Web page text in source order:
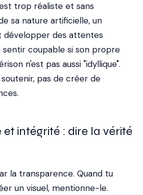
trop réaliste et sans
sa nature artificielle, un
développer des attentes
sentir coupable si son propre
n'est pas aussi "idyllique".
pas de créer de
intégrité : dire la vérité
la transparence. Quand tu
un visuel, mentionne-le.